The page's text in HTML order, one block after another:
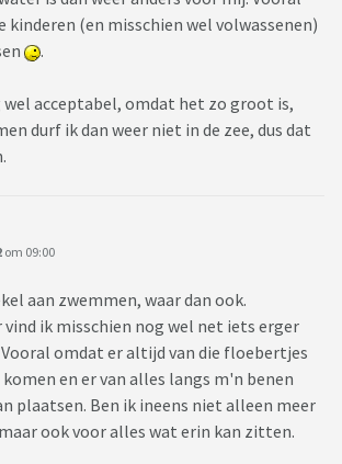
kinderen (en misschien wel volwassenen)
.
wel acceptabel, omdat het zo groot is,
durf ik dan weer niet in de zee, dus dat
om 09:00
aan zwemmen, waar dan ook.
ik misschien nog wel net iets erger
omdat er altijd van die floebertjes
en er van alles langs m'n benen
plaatsen. Ben ik ineens niet alleen meer
ook voor alles wat erin kan zitten.